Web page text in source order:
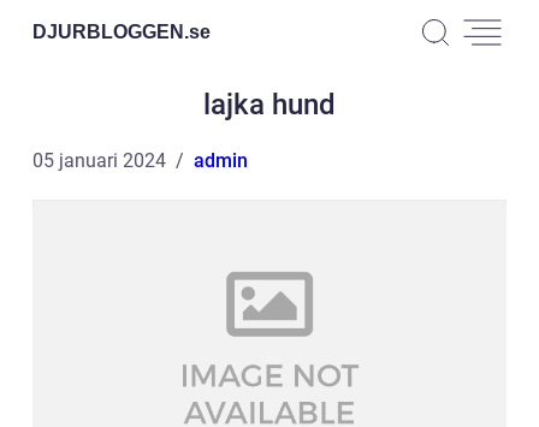
DJURBLOGGEN.se
lajka hund
05 januari 2024 admin